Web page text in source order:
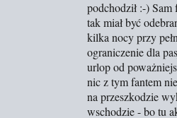
podchodził :-)
tak miał być
kilka nocy przy
ograniczenie dla
urlop od
nic z tym fantem
na przeszkodzie
wschodzie - bo tu